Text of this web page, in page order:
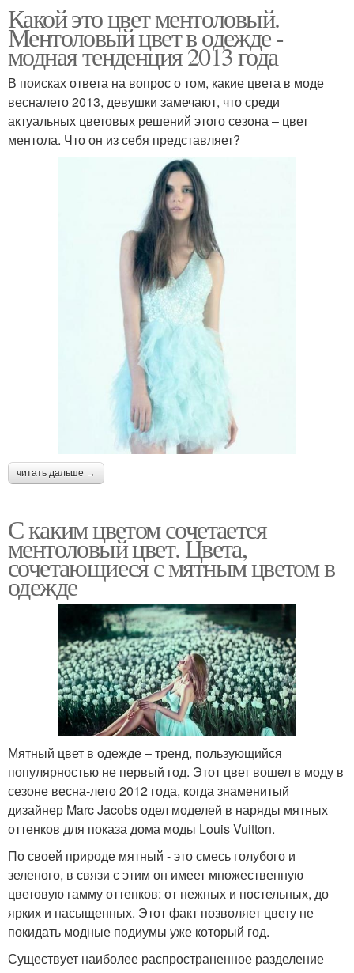
Какой это цвет ментоловый.
Ментоловый цвет в одежде -
модная тенденция 2013 года
В поисках ответа на вопрос о том, какие цвета в моде
весналето 2013, девушки замечают, что среди
актуальных цветовых решений этого сезона – цвет
ментола. Что он из себя представляет?
читать дальше →
С каким цветом сочетается
ментоловый цвет. Цвета,
сочетающиеся с мятным цветом в
одежде
Мятный цвет в одежде – тренд, пользующийся
популярностью не первый год. Этот цвет вошел в моду в
сезоне весна-лето 2012 года, когда знаменитый
дизайнер Marc Jacobs одел моделей в наряды мятных
оттенков для показа дома моды Louis Vuitton.
По своей природе мятный - это смесь голубого и
зеленого, в связи с этим он имеет множественную
цветовую гамму оттенков: от нежных и постельных, до
ярких и насыщенных. Этот факт позволяет цвету не
покидать модные подиумы уже который год.
Существует наиболее распространенное разделение